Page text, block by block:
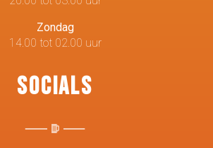
Zondag
14.00 tot 02.00 uur
Socials